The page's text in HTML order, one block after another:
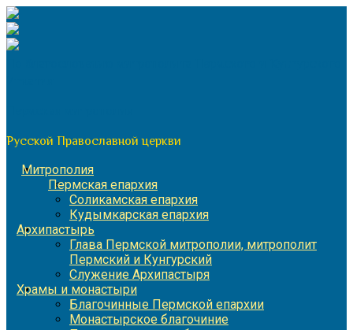
Перейти
к
содержимому
Русской Православной церкви
Митрополия
Пермская епархия
Соликамская епархия
Кудымкарская епархия
Архипастырь
Глава Пермской митрополии, митрополит
Пермский и Кунгурский
Служение Архипастыря
Храмы и монастыри
Благочинные Пермской епархии
Монастырское благочиние